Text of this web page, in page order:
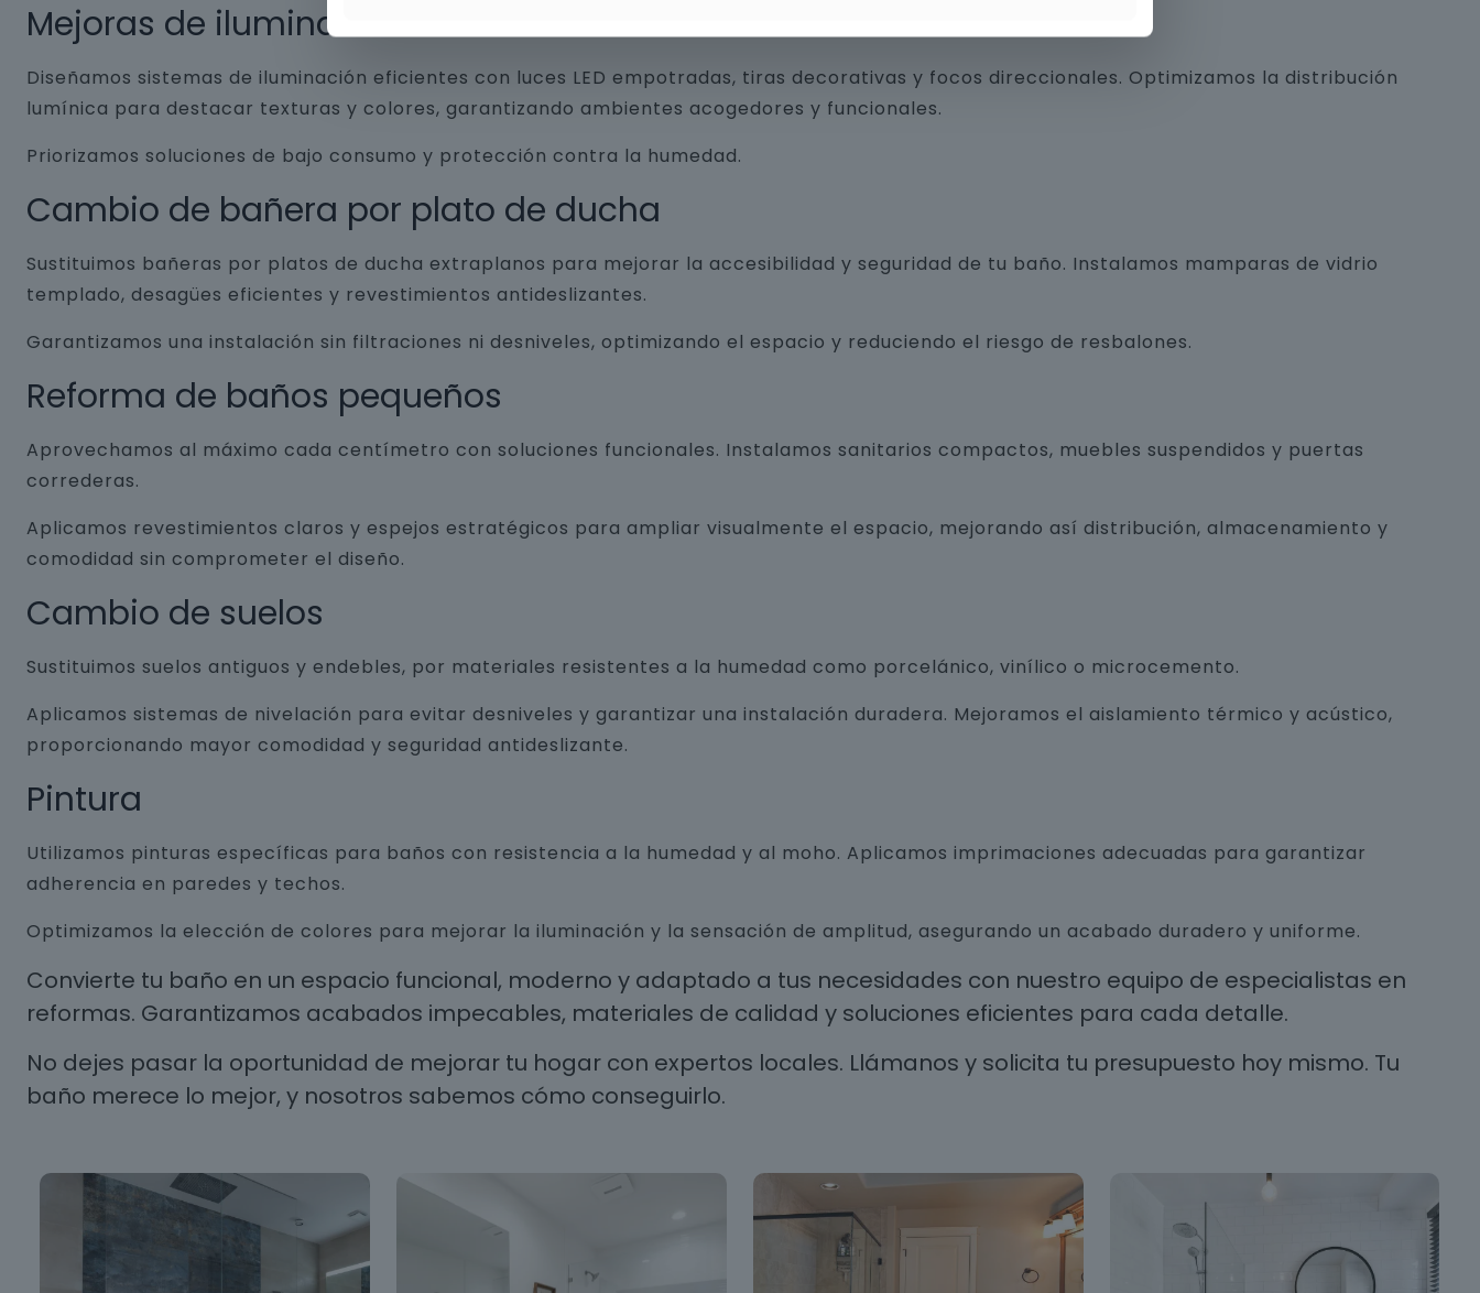
Mejoras de iluminación
Diseñamos sistemas de iluminación eficientes con luces LED empotradas, tiras decorativas y focos direccionales. Optimizamos la distribución
lumínica para destacar texturas y colores, garantizando ambientes acogedores y funcionales.
Priorizamos soluciones de bajo consumo y protección contra la humedad.
Cambio de bañera por plato de ducha
Sustituimos bañeras por platos de ducha extraplanos para mejorar la accesibilidad y seguridad de tu baño. Instalamos mamparas de vidrio
templado, desagües eficientes y revestimientos antideslizantes.
Garantizamos una instalación sin filtraciones ni desniveles, optimizando el espacio y reduciendo el riesgo de resbalones.
Reforma de baños pequeños
Aprovechamos al máximo cada centímetro con soluciones funcionales. Instalamos sanitarios compactos, muebles suspendidos y puertas
correderas.
Aplicamos revestimientos claros y espejos estratégicos para ampliar visualmente el espacio, mejorando así distribución, almacenamiento y
comodidad sin comprometer el diseño.
Cambio de suelos
Sustituimos suelos antiguos y endebles, por materiales resistentes a la humedad como porcelánico, vinílico o microcemento.
Aplicamos sistemas de nivelación para evitar desniveles y garantizar una instalación duradera. Mejoramos el aislamiento térmico y acústico,
proporcionando mayor comodidad y seguridad antideslizante.
Pintura
Utilizamos pinturas específicas para baños con resistencia a la humedad y al moho. Aplicamos imprimaciones adecuadas para garantizar
adherencia en paredes y techos.
Optimizamos la elección de colores para mejorar la iluminación y la sensación de amplitud, asegurando un acabado duradero y uniforme.
Convierte tu baño en un espacio funcional, moderno y adaptado a tus necesidades con nuestro equipo de especialistas en
reformas. Garantizamos acabados impecables, materiales de calidad y soluciones eficientes para cada detalle.
No dejes pasar la oportunidad de mejorar tu hogar con expertos locales. Llámanos y solicita tu presupuesto hoy mismo. Tu
baño merece lo mejor, y nosotros sabemos cómo conseguirlo.